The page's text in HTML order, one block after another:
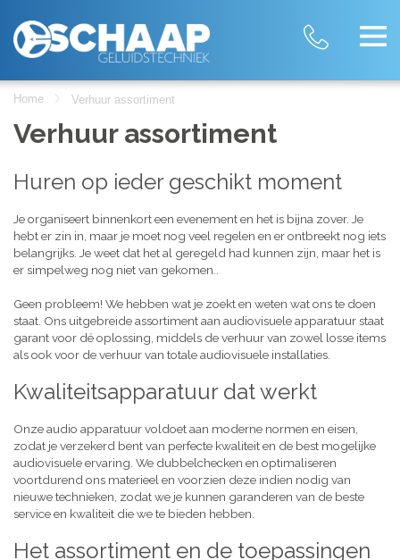
Home Verhuur assortiment
Verhuur assortiment
Huren op ieder geschikt moment
Je organiseert binnenkort een evenement en het is bijna zover. Je
hebt er zin in, maar je moet nog veel regelen en er ontbreekt nog iets
belangrijks. Je weet dat het al geregeld had kunnen zijn, maar het is
er simpelweg nog niet van gekomen..
Geen probleem! We hebben wat je zoekt en weten wat ons te doen
staat. Ons uitgebreide assortiment aan audiovisuele apparatuur staat
garant voor dé oplossing, middels de verhuur van zowel losse items
als ook voor de verhuur van totale audiovisuele installaties.
Kwaliteitsapparatuur dat werkt
Onze audio apparatuur voldoet aan moderne normen en eisen,
zodat je verzekerd bent van perfecte kwaliteit en de best mogelijke
audiovisuele ervaring. We dubbelchecken en optimaliseren
voortdurend ons materieel en voorzien deze indien nodig van
nieuwe technieken, zodat we je kunnen garanderen van de beste
service en kwaliteit die we te bieden hebben.
Het assortiment en de toepassingen